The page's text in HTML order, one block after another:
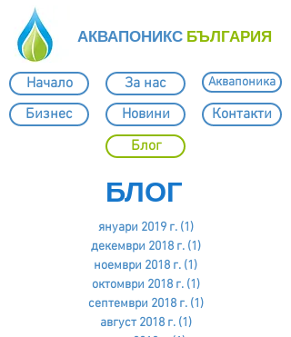
АКВАПОНИКС БЪЛГАРИЯ
Начало
Бизнес
За нас
Новини
Аквапоника
Контакти
Блог
БЛОГ
януари 2019 г. (1)1 публикация
декември 2018 г. (1)1 публикация
ноември 2018 г. (1)
октомври 2018 г. (1)1 публикация
септември 2018 г. (1)1 публикация
август 2018 г. (1)1 публикация